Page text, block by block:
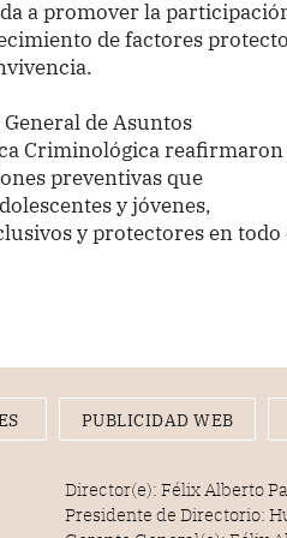
a promover la
de factores
de Asuntos
Criminológica reafirmaron
preventivas que
y jóvenes,
y protectores en todo
PUBLICIDAD WEB
Director(e): Félix Alberto
Presidente de Directorio: